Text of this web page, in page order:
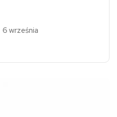
6 września